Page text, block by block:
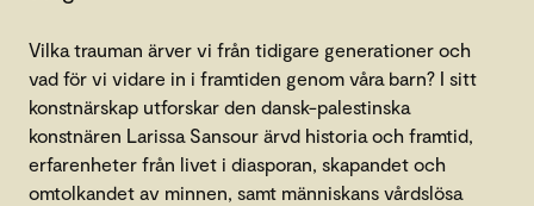
Vilka trauman ärver vi från tidigare generationer och
vad för vi vidare in i framtiden genom våra barn? I sitt
konstnärskap utforskar den dansk-palestinska
konstnären Larissa Sansour ärvd historia och framtid,
erfarenheter från livet i diasporan, skapandet och
omtolkandet av minnen, samt människans vårdslösa